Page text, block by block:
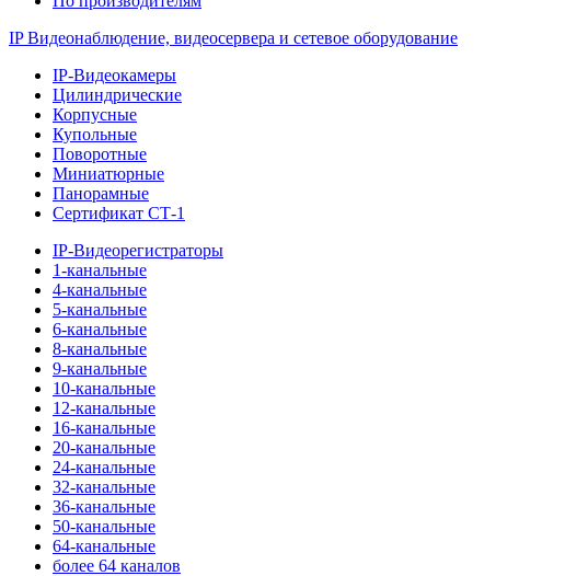
IP Видеонаблюдение, видеосервера и сетевое оборудование
IP-Видеокамеры
Цилиндрические
Корпусные
Купольные
Поворотные
Миниатюрные
Панорамные
Сертификат СТ-1
IP-Видеорегистраторы
1-канальные
4-канальные
5-канальные
6-канальные
8-канальные
9-канальные
10-канальные
12-канальные
16-канальные
20-канальные
24-канальные
32-канальные
36-канальные
50-канальные
64-канальные
более 64 каналов